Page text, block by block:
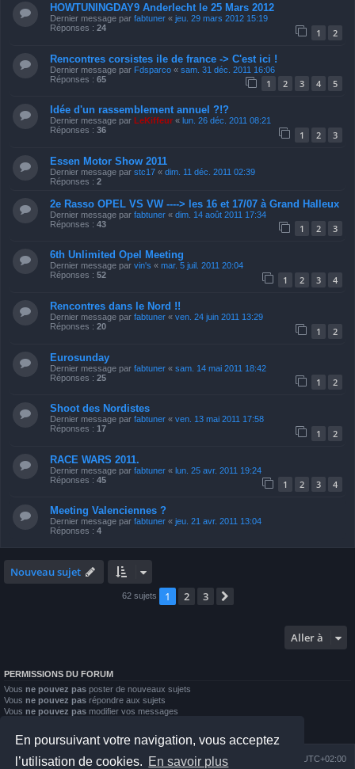
En poursuivant votre navigation, vous acceptez
l’utilisation de cookies. En savoir plus
HOWTUNINGDAY9 Anderlecht le 25 Mars 2012
Dernier message par fabtuner « jeu. 29 mars 2012 15:19
Réponses : 24 1 2
Rencontres corsistes ile de france -> C'est ici !
Dernier message par Fdsparco « sam. 31 déc. 2011 16:06
Réponses : 65 1 2 3 4 5
Idée d'un rassemblement annuel ?!?
Dernier message par LeKiffeur « lun. 26 déc. 2011 08:21
Réponses : 36 1 2 3
Essen Motor Show 2011
Dernier message par stc17 « dim. 11 déc. 2011 02:39
Réponses : 2
2e Rasso OPEL VS VW ----> les 16 et 17/07 à Grand Halleux
Dernier message par fabtuner « dim. 14 août 2011 17:34
Réponses : 43 1 2 3
6th Unlimited Opel Meeting
Dernier message par vin's « mar. 5 juil. 2011 20:04
Réponses : 52 1 2 3 4
Rencontres dans le Nord !!
Dernier message par fabtuner « ven. 24 juin 2011 13:29
Réponses : 20 1 2
Eurosunday
Dernier message par fabtuner « sam. 14 mai 2011 18:42
Réponses : 25 1 2
Shoot des Nordistes
Dernier message par fabtuner « ven. 13 mai 2011 17:58
Réponses : 17 1 2
RACE WARS 2011.
Dernier message par fabtuner « lun. 25 avr. 2011 19:24
Réponses : 45 1 2 3 4
Meeting Valenciennes ?
Dernier message par fabtuner « jeu. 21 avr. 2011 13:04
Réponses : 4
Nouveau sujet
62 sujets 1 2 3
Aller à
PERMISSIONS DU FORUM
Vous ne pouvez pas poster de nouveaux sujets
Vous ne pouvez pas répondre aux sujets
Vous ne pouvez pas modifier vos messages
Vous
ne pouvez pas joindre des fichiers
Index du forum UTC+02:00
Nous contacter